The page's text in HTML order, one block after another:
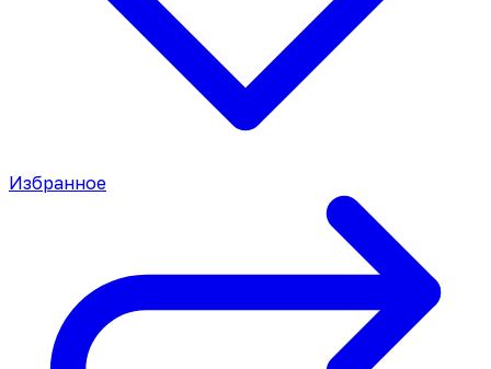
Избранное